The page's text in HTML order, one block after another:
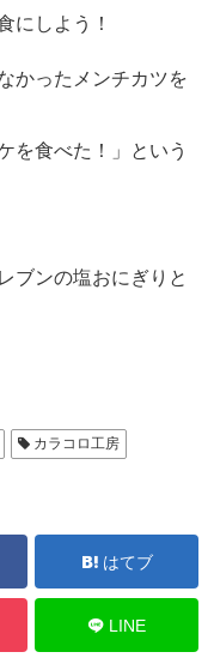
にしよう！
かったメンチカツを
を食べた！」という
ブンの塩おにぎりと
カラコロ工房
はてブ
LINE